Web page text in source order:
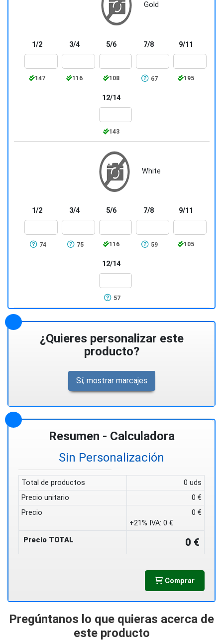
Gold
1/2
147
3/4
116
5/6
108
7/8
67
9/11
195
12/14
143
White
1/2
74
3/4
75
5/6
116
7/8
59
9/11
105
12/14
57
¿Quieres personalizar este
producto?
Sí, mostrar marcajes
Resumen - Calculadora
Sin Personalización
Total de productos
0 uds
Precio unitario
0 €
Precio
0 €
+21% IVA: 0 €
Precio TOTAL
0 €
Comprar
Pregúntanos lo que quieras acerca de
este producto